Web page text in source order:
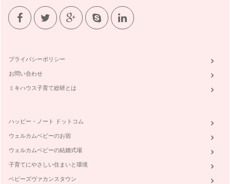
プライバシーポリシー
お問い合わせ
ミキハウス子育て総研とは
ハッピー・ノート ドットコム
ウェルカムベビーのお宿
ウェルカムベビーの結婚式場
子育てにやさしい住まいと環境
ベビーズヴァカンスタウン